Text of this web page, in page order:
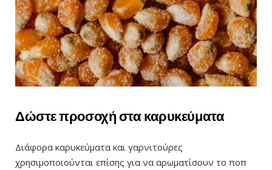
Δώστε προσοχή στα καρυκεύματα
Διάφορα καρυκεύματα και γαρνιτούρες
χρησιμοποιούνται επίσης για να αρωματίσουν το ποπ